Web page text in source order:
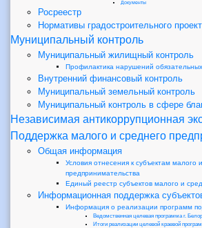
Документы
Росреестр
Нормативы градостроительного
Муниципальный контроль
Муниципальный жилищный контроль
Профилактика нарушений
Внутренний финансовый контроль
Муниципальный земельный контроль
Муниципальный контроль в сфере
Независимая антикоррупционная
Поддержка малого и среднего
Общая информация
Условия отнесения к субъектам малого
предпринимательства
Единый реестр субъектов малого и
Информационная поддержка
Информация о реализации программ
Ведомственная целевая программа г.
Итоги реализации целевой краевой